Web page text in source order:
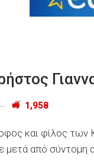
1,958
και φίλος των
μετά από σύντομη